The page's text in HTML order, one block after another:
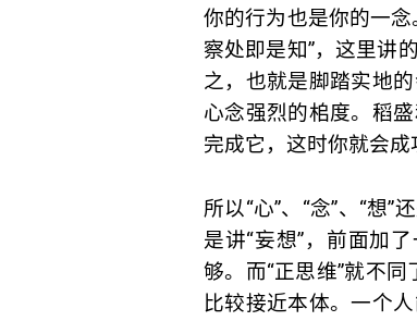
你的行为也是你的一
察处即是知”，这里讲
之，也就是脚踏实地
心念强烈的桘度。稻
完成它，这时你就会成
所以“心”、“念”、“想
是讲“妄想”，前面加
够。而“正思维”就不同
比较接近本体。一个